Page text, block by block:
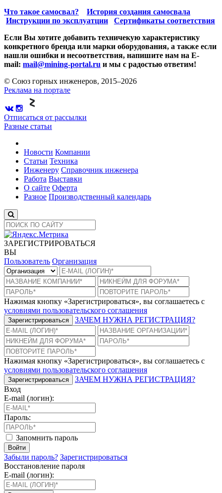
Что такое самосвал?
История создания самосвала
Инструкции по эксплуатции
Сертификаты соответствия
Если Вы хотите добавить техничекую характеристику
конкретного бренда или марки оборудования, а также если
нашли ошибки и несоответствия, напишите нам на E-
mail: mail@mining-portal.ru и мы с радостью ответим!
© Союз горных инженеров, 2015–2026
Реклама на портале
Отписаться от рассылки
Разные статьи
Новости Компании
Статьи Техника
Инженеру Справочник инженера
Работа Выставки
О сайте Оферта
Разное Производственный календарь
ЗАРЕГИСТРИРОВАТЬСЯ
ВЫ
Пользователь Организация
Нажимая кнопку «Зарегистрироваться», вы соглашаетесь с
условиями пользовательского соглашения
Зарегистрироваться ЗАЧЕМ НУЖНА РЕГИСТРАЦИЯ?
Нажимая кнопку «Зарегистрироваться», вы соглашаетесь с
условиями пользовательского соглашения
Зарегистрироваться
ЗАЧЕМ НУЖНА РЕГИСТРАЦИЯ?
Вход
E-mail (логин):
Пароль:
Запомнить пароль
Войти
Забыли пароль? Зарегистрироваться
Восстановление пароля
E-mail (логин):